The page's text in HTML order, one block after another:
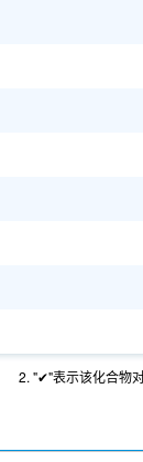
2. "✔"表示该化合物